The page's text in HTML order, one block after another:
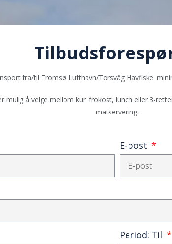
fra/til Tromsø Lufthavn/Torsvåg Havfiske.
mulig å velge mellom kun frokost, lunch eller 3-
matservering.
E-post
Period: Til